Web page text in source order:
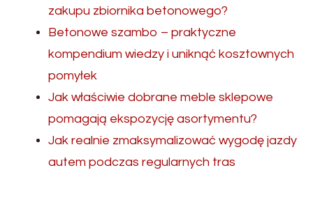
zakupu zbiornika betonowego?
Betonowe szambo – praktyczne
kompendium wiedzy i uniknąć kosztownych
pomyłek
Jak właściwie dobrane meble sklepowe
pomagają ekspozycję asortymentu?
Jak realnie zmaksymalizować wygodę jazdy
autem podczas regularnych tras